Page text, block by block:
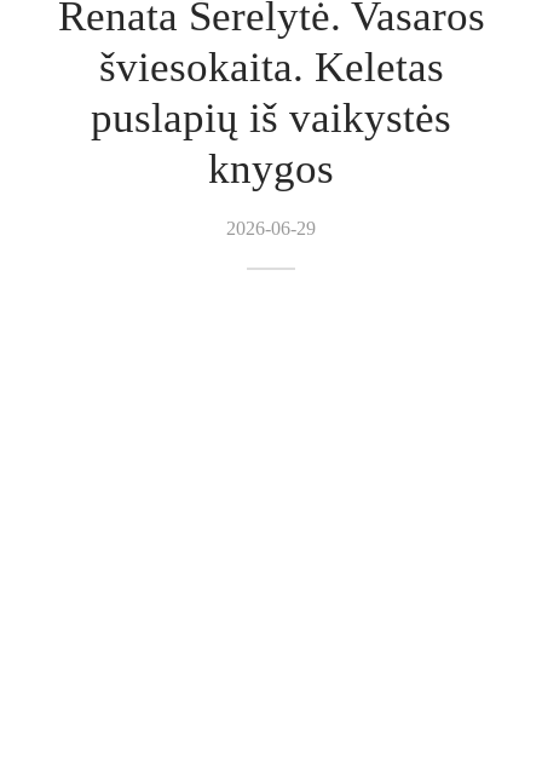
Renata Šerelytė. Vasaros
šviesokaita. Keletas
puslapių iš vaikystės
knygos
2026-06-29